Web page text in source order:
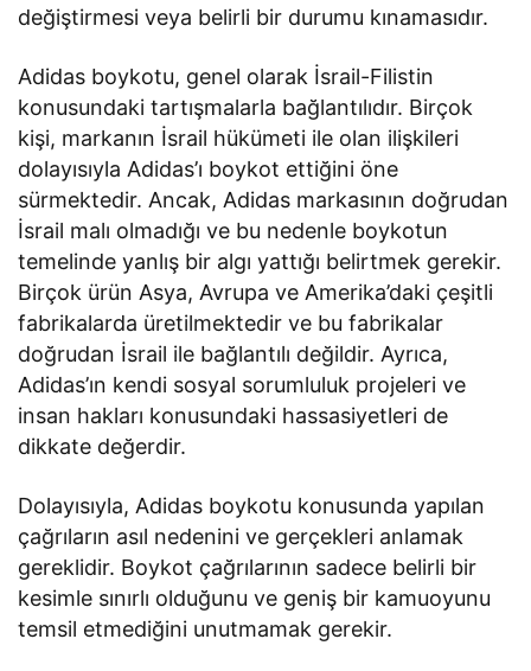
değiştirmesi veya belirli bir durumu kınamasıdır.
Adidas boykotu, genel olarak İsrail-Filistin
konusundaki tartışmalarla bağlantılıdır. Birçok
kişi, markanın İsrail hükümeti ile olan ilişkileri
dolayısıyla Adidas’ı boykot ettiğini öne
sürmektedir. Ancak, Adidas markasının doğrudan
İsrail malı olmadığı ve bu nedenle boykotun
temelinde yanlış bir algı yattığı belirtmek gerekir.
Birçok ürün Asya, Avrupa ve Amerika’daki çeşitli
fabrikalarda üretilmektedir ve bu fabrikalar
doğrudan İsrail ile bağlantılı değildir. Ayrıca,
Adidas’ın kendi sosyal sorumluluk projeleri ve
insan hakları konusundaki hassasiyetleri de
dikkate değerdir.
Dolayısıyla, Adidas boykotu konusunda yapılan
çağrıların asıl nedenini ve gerçekleri anlamak
gereklidir. Boykot çağrılarının sadece belirli bir
kesimle sınırlı olduğunu ve geniş bir kamuoyunu
temsil etmediğini unutmamak gerekir.